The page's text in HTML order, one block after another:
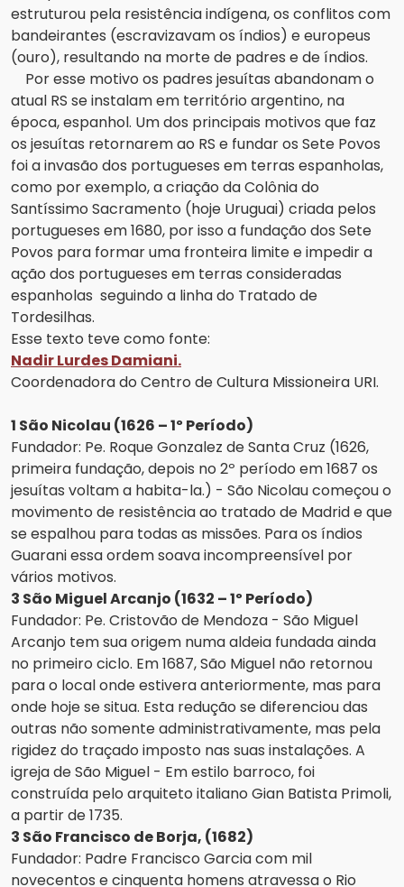
estruturou pela resistência indígena, os conflitos com
bandeirantes (escravizavam os índios) e europeus
(ouro), resultando na morte de padres e de índios.
Por esse motivo os padres jesuítas abandonam o
atual RS se instalam em território argentino, na
época, espanhol. Um dos principais motivos que faz
os jesuítas retornarem ao RS e fundar os Sete Povos
foi a invasão dos portugueses em terras espanholas,
como por exemplo, a criação da Colônia do
Santíssimo Sacramento (hoje Uruguai) criada pelos
portugueses em 1680, por isso a fundação dos Sete
Povos para formar uma fronteira limite e impedir a
ação dos portugueses em terras consideradas
espanholas seguindo a linha do Tratado de
Tordesilhas.
Esse texto teve como fonte:
Nadir Lurdes Damiani.
Coordenadora do Centro de Cultura Missioneira URI.
1 São Nicolau (1626 – 1º Período)
Fundador: Pe. Roque Gonzalez de Santa Cruz (1626,
primeira fundação, depois no 2º período em 1687 os
jesuítas voltam a habita-la.) - São Nicolau começou o
movimento de resistência ao tratado de Madrid e que
se espalhou para todas as missões. Para os índios
Guarani essa ordem soava incompreensível por
vários motivos.
3 São Miguel Arcanjo (1632 – 1º Período)
Fundador: Pe. Cristovão de Mendoza - São Miguel
Arcanjo tem sua origem numa aldeia fundada ainda
no primeiro ciclo. Em 1687, São Miguel não retornou
para o local onde estivera anteriormente, mas para
onde hoje se situa. Esta redução se diferenciou das
outras não somente administrativamente, mas pela
rigidez do traçado imposto nas suas instalações. A
igreja de São Miguel - Em estilo barroco, foi
construída pelo arquiteto italiano Gian Batista Primoli,
a partir de 1735.
3 São Francisco de Borja, (1682)
Fundador: Padre Francisco Garcia com mil
novecentos e cinquenta homens atravessa o Rio